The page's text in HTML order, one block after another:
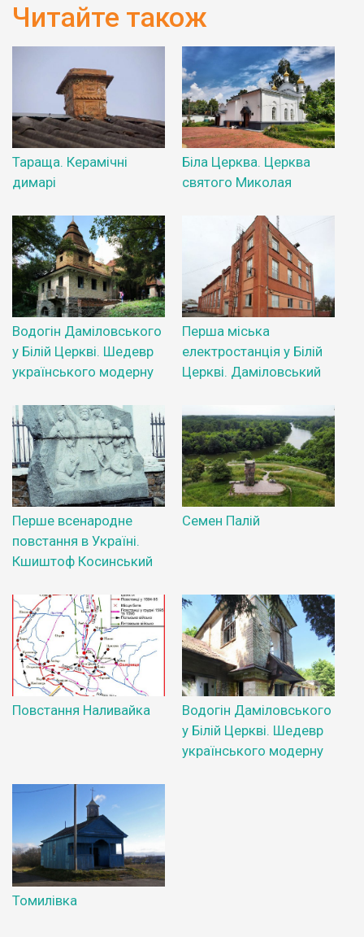
Читайте також
Тараща. Керамічні
димарі
Біла Церква. Церква
святого Миколая
Водогін Даміловського
у Білій Церкві. Шедевр
українського модерну
Перша міська
електростанція у Білій
Церкві. Даміловський
Перше всенародне
повстання в Україні.
Кшиштоф Косинський
Семен Палій
Повстання Наливайка
Водогін Даміловського
у Білій Церкві. Шедевр
українського модерну
Томилівка